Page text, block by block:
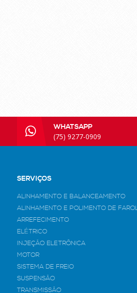
WHATSAPP
(75) 9277-0909
SERVIÇOS
ALINHAMENTO E BALANCEAMENTO
ALINHAMENTO E POLIMENTO DE
ARREFECIMENTO
ELÉTRICO
INJEÇÃO ELETRÔNICA
MOTOR
SISTEMA DE FREIO
SUSPENSÃO
TRANSMISSÃO